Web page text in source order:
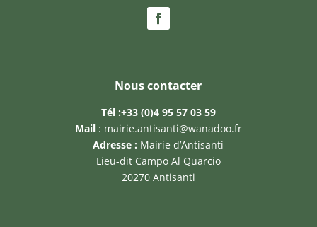
Nous contacter
Tél :+33 (0)4 95 57 03 59
Mail: mairie.antisanti@wanadoo.fr
Adresse : Mairie d’Antisanti
Lieu-dit Campo Al Quarcio
20270 Antisanti